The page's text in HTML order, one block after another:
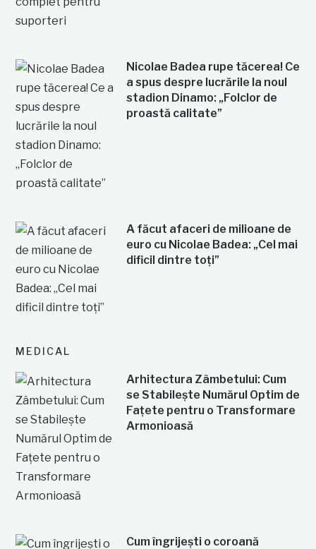
Nicolae Badea rupe tăcerea! Ce
a spus despre lucrările la noul
stadion Dinamo: „Folclor de
proastă calitate”
A făcut afaceri de milioane de
euro cu Nicolae Badea: „Cel mai
dificil dintre toți”
MEDICAL
Arhitectura Zâmbetului: Cum
se Stabilește Numărul Optim de
Fațete pentru o Transformare
Armonioasă
Cum îngrijești o coroană